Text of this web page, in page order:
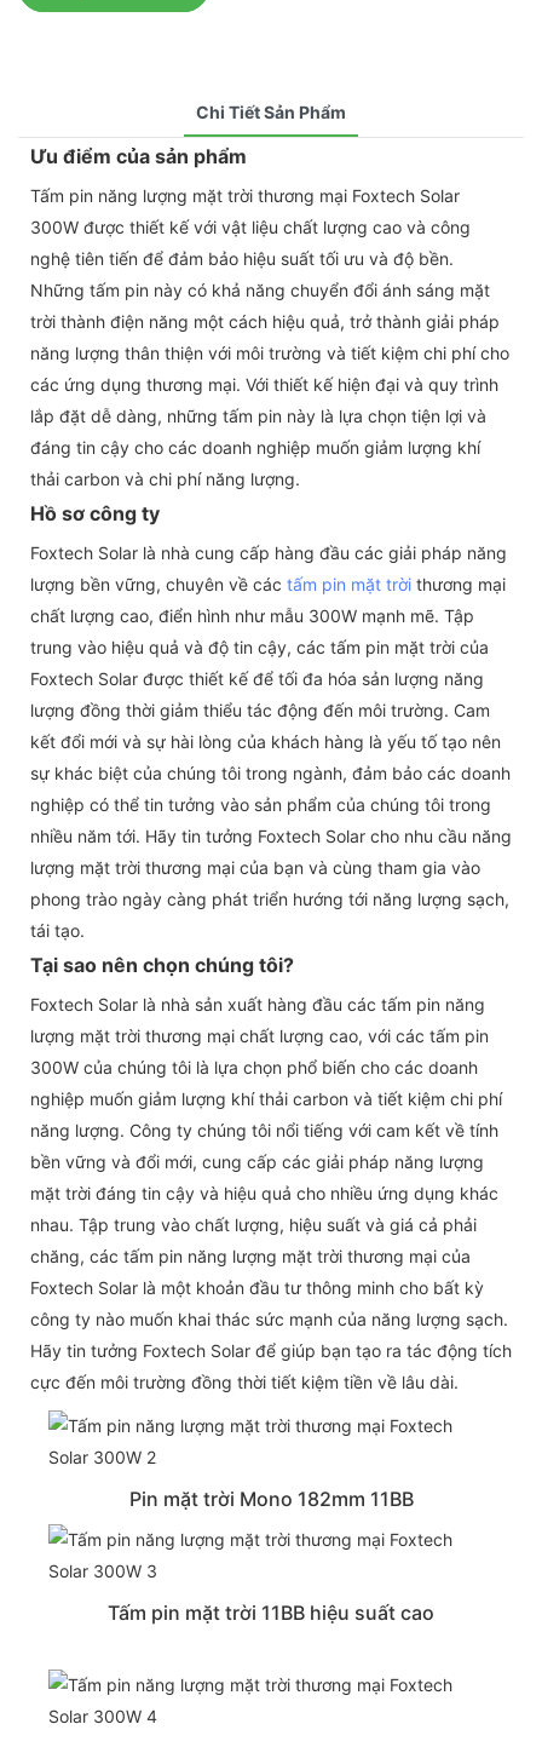
Chi Tiết Sản Phẩm
Ưu điểm của sản phẩm
Tấm pin năng lượng mặt trời thương mại Foxtech Solar
300W được thiết kế với vật liệu chất lượng cao và công
nghệ tiên tiến để đảm bảo hiệu suất tối ưu và độ bền.
Những tấm pin này có khả năng chuyển đổi ánh sáng mặt
trời thành điện năng một cách hiệu quả, trở thành giải pháp
năng lượng thân thiện với môi trường và tiết kiệm chi phí cho
các ứng dụng thương mại. Với thiết kế hiện đại và quy trình
lắp đặt dễ dàng, những tấm pin này là lựa chọn tiện lợi và
đáng tin cậy cho các doanh nghiệp muốn giảm lượng khí
thải carbon và chi phí năng lượng.
Hồ sơ công ty
Foxtech Solar là nhà cung cấp hàng đầu các giải pháp năng
lượng bền vững, chuyên về các tấm pin mặt trời thương mại
chất lượng cao, điển hình như mẫu 300W mạnh mẽ. Tập
trung vào hiệu quả và độ tin cậy, các tấm pin mặt trời của
Foxtech Solar được thiết kế để tối đa hóa sản lượng năng
lượng đồng thời giảm thiểu tác động đến môi trường. Cam
kết đổi mới và sự hài lòng của khách hàng là yếu tố tạo nên
sự khác biệt của chúng tôi trong ngành, đảm bảo các doanh
nghiệp có thể tin tưởng vào sản phẩm của chúng tôi trong
nhiều năm tới. Hãy tin tưởng Foxtech Solar cho nhu cầu năng
lượng mặt trời thương mại của bạn và cùng tham gia vào
phong trào ngày càng phát triển hướng tới năng lượng sạch,
tái tạo.
Tại sao nên chọn chúng tôi?
Foxtech Solar là nhà sản xuất hàng đầu các tấm pin năng
lượng mặt trời thương mại chất lượng cao, với các tấm pin
300W của chúng tôi là lựa chọn phổ biến cho các doanh
nghiệp muốn giảm lượng khí thải carbon và tiết kiệm chi phí
năng lượng. Công ty chúng tôi nổi tiếng với cam kết về tính
bền vững và đổi mới, cung cấp các giải pháp năng lượng
mặt trời đáng tin cậy và hiệu quả cho nhiều ứng dụng khác
nhau. Tập trung vào chất lượng, hiệu suất và giá cả phải
chăng, các tấm pin năng lượng mặt trời thương mại của
Foxtech Solar là một khoản đầu tư thông minh cho bất kỳ
công ty nào muốn khai thác sức mạnh của năng lượng sạch.
Hãy tin tưởng Foxtech Solar để giúp bạn tạo ra tác động tích
cực đến môi trường đồng thời tiết kiệm tiền về lâu dài.
Pin mặt trời Mono 182mm 11BB
Tấm pin mặt trời 11BB hiệu suất cao